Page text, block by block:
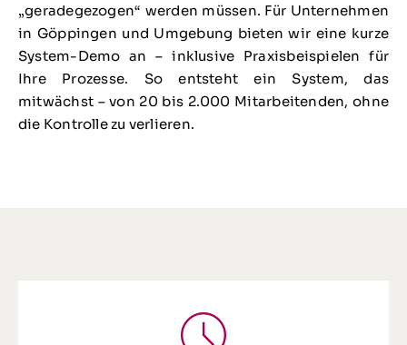
„geradegezogen“ werden müssen. Für Unternehmen
in Göppingen und Umgebung bieten wir eine kurze
System-Demo an – inklusive Praxisbeispielen für
Ihre Prozesse. So entsteht ein System, das
mitwächst – von 20 bis 2.000 Mitarbeitenden, ohne
die Kontrolle zu verlieren.